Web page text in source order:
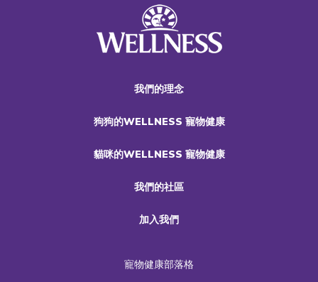
我們的理念
狗狗的WELLNESS 寵物健康
貓咪的WELLNESS 寵物健康
我們的社區
加入我們
寵物健康部落格